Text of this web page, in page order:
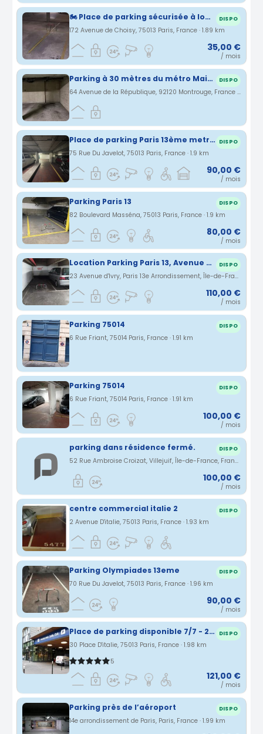
🏍️ Place de parking sécurisée à louer pour moto, scooter ou vélos DISPO
172 Avenue de Choisy, 75013 Paris, France · 1.89 km
35,00 €
/ mois
Parking à 30 mètres du métro Mairie de Montrouge Ligne 4 DISPO
64 Avenue de la République, 92120 Montrouge, France · 1.89 km
Place de parking Paris 13ème metro Olympiades - 11m² DISPO
75 Rue Du Javelot, 75013 Paris, France · 1.9 km
90,00 €
/ mois
Parking Paris 13 DISPO
82 Boulevard Masséna, 75013 Paris, France · 1.9 km
80,00 €
/ mois
Location Parking Paris 13, Avenue d'Ivry - 4ème sous-sol - Place 1205 Bis DISPO
23 Avenue d'Ivry, Paris 13e Arrondissement, Île-de-France, France · 1.91 km
110,00 €
/ mois
Parking 75014 DISPO
6 Rue Friant, 75014 Paris, France · 1.91 km
Parking 75014 DISPO
6 Rue Friant, 75014 Paris, France · 1.91 km
100,00 €
/ mois
parking dans résidence fermé. DISPO
52 Rue Ambroise Croizat, Villejuif, Île-de-France, France · 1.92 km
100,00 €
/ mois
centre commercial italie 2 DISPO
2 Avenue D'italie, 75013 Paris, France · 1.93 km
Parking Olympiades 13eme DISPO
70 Rue Du Javelot, 75013 Paris, France · 1.96 km
90,00 €
/ mois
Place de parking disponible 7/7 - 24/24 DISPO
30 Place D'italie, 75013 Paris, France · 1.98 km
5
121,00 €
/ mois
Parking près de l’aéroport DISPO
14e arrondissement de Paris, Paris, France · 1.99 km